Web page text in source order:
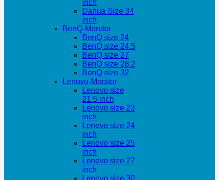
inch
Dahua Size 34
inch
BenQ-Monitor
BenQ size 24
BenQ size 24.5
BenQ size 27
BenQ size 28.2
BenQ size 32
Lenovo-Monitor
Lenovo size
21.5 inch
Lenovo size 23
inch
Lenovo size 24
inch
Lenovo size 25
inch
Lenovo size 27
inch
Lenovo size 30